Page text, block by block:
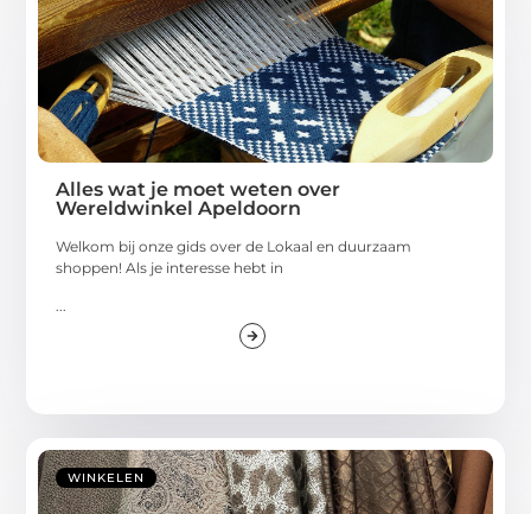
Alles wat je moet weten over
Wereldwinkel Apeldoorn
Welkom bij onze gids over de Lokaal en duurzaam
shoppen! Als je interesse hebt in
...
WINKELEN